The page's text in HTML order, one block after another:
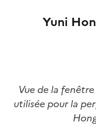
Yuni
Vue de la
utilisée pour la